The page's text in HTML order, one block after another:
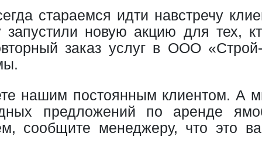
стараемся идти навстречу
запустили новую акцию для тех,
заказ услуг в ООО «Строй-
нашим постоянным клиентом. А
предложений по аренде
сообщите менеджеру, что это